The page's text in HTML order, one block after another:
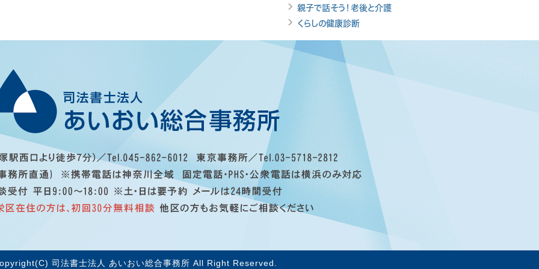
親子で話そう！老後と介護
くらしの健康診断
司法書士法人 あいおい総合事務所 All Right Reserved.